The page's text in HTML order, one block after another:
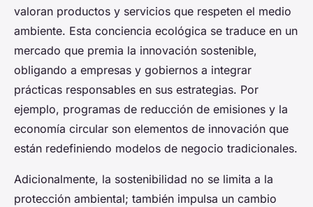
valoran productos y servicios que respeten el medio
ambiente. Esta conciencia ecológica se traduce en un
mercado que premia la innovación sostenible,
obligando a empresas y gobiernos a integrar
prácticas responsables en sus estrategias. Por
ejemplo, programas de reducción de emisiones y la
economía circular son elementos de innovación que
están redefiniendo modelos de negocio tradicionales.
Adicionalmente, la sostenibilidad no se limita a la
protección ambiental; también impulsa un cambio